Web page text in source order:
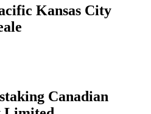
Kansas City
Canadian